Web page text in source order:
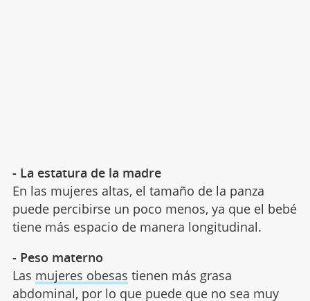
- La estatura de la madre
En las mujeres altas, el tamaño de la panza
puede percibirse un poco menos, ya que el bebé
tiene más espacio de manera longitudinal.
- Peso materno
Las mujeres obesas tienen más grasa
abdominal, por lo que puede que no sea muy